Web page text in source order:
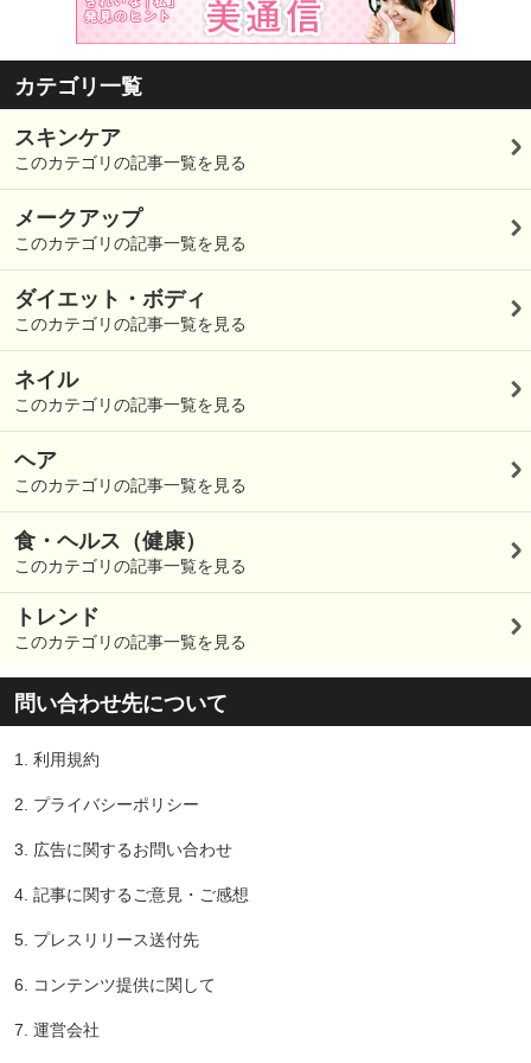
カテゴリ一覧
スキンケア
このカテゴリの記事一覧を見る
メークアップ
このカテゴリの記事一覧を見る
ダイエット・ボディ
このカテゴリの記事一覧を見る
ネイル
このカテゴリの記事一覧を見る
ヘア
このカテゴリの記事一覧を見る
食・ヘルス（健康）
このカテゴリの記事一覧を見る
トレンド
このカテゴリの記事一覧を見る
問い合わせ先について
1. 利用規約
2. プライバシーポリシー
3. 広告に関するお問い合わせ
4. 記事に関するご意見・ご感想
5. プレスリリース送付先
6. コンテンツ提供に関して
7. 運営会社